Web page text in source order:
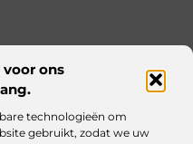
ons
technologieën om
gebruikt, zodat we uw